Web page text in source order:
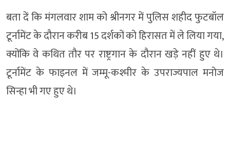
बता दें कि मंगलवार शाम को श्रीनगर में पुलिस शहीद फुटबॉल
टूर्नामेंट के दौरान करीब 15 दर्शकों को हिरासत में ले लिया गया,
क्योंकि वे कथित तौर पर राष्ट्रगान के दौरान खड़े नहीं हुए थे।
टूर्नामेंट के फाइनल में जम्मू-कश्मीर के उपराज्यपाल मनोज
सिन्हा भी गए हुए थे।